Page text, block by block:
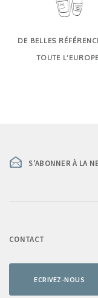
DE BELLES
TOUTE L’EUROPE
S'ABONNER À LA
CONTACT
ECRIVEZ-NOUS